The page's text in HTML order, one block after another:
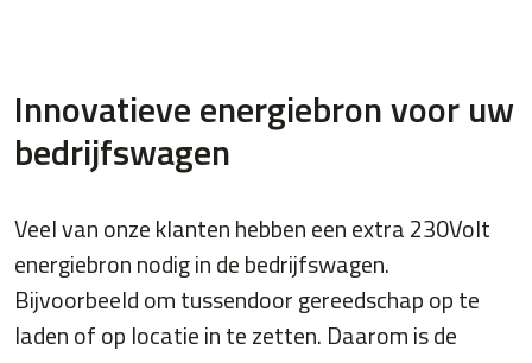
Innovatieve energiebron voor uw
bedrijfswagen
Veel van onze klanten hebben een extra 230Volt
energiebron nodig in de bedrijfswagen.
Bijvoorbeeld om tussendoor gereedschap op te
laden of op locatie in te zetten. Daarom is de